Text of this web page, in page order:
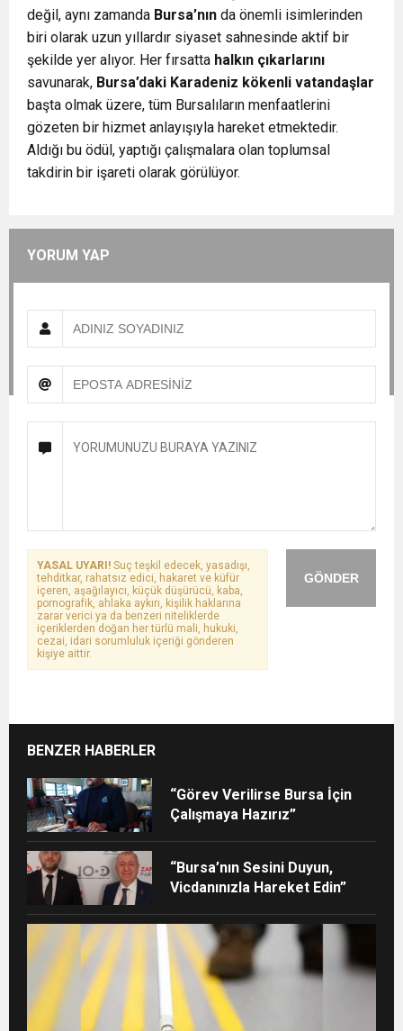
değil, aynı zamanda Bursa’nın da önemli isimlerinden
biri olarak uzun yıllardır siyaset sahnesinde aktif bir
şekilde yer alıyor. Her fırsatta halkın çıkarlarını
savunarak, Bursa’daki Karadeniz kökenli vatandaşlar
başta olmak üzere, tüm Bursalıların menfaatlerini
gözeten bir hizmet anlayışıyla hareket etmektedir.
Aldığı bu ödül, yaptığı çalışmalara olan toplumsal
takdirin bir işareti olarak görülüyor.
YORUM YAP
GÖNDER
YASAL UYARI! Suç teşkil edecek, yasadışı,
tehditkar, rahatsız edici, hakaret ve küfür
içeren, aşağılayıcı, küçük düşürücü, kaba,
pornografik, ahlaka aykırı, kişilik haklarına
zarar verici ya da benzeri niteliklerde
içeriklerden doğan her türlü mali, hukuki,
cezai, idari sorumluluk içeriği gönderen
kişiye aittir.
BENZER HABERLER
“Görev Verilirse Bursa İçin
Çalışmaya Hazırız”
“Bursa’nın Sesini Duyun,
Vicdanınızla Hareket Edin”